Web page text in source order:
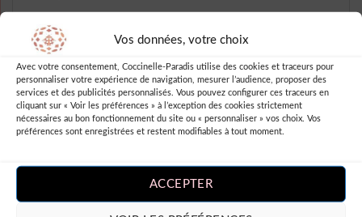
Vos données, votre choix
Avec votre consentement, Coccinelle-Paradis utilise des cookies et traceurs pour
personnaliser votre expérience de navigation, mesurer l’audience, proposer des
services et des publicités personnalisés. Vous pouvez configurer ces traceurs en
cliquant sur « Voir les préférences » à l’exception des cookies strictement
nécessaires au bon fonctionnement du site ou « personnaliser » vos choix. Vos
préférences sont enregistrées et restent modifiables à tout moment.
ACCEPTER
Soyez le premier à laisser votre avis
sur “Robe D Ete A Pois Tissus En
Soie Pour”
un avis.